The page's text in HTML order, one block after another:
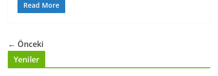
Read More
← Önceki
Yeniler